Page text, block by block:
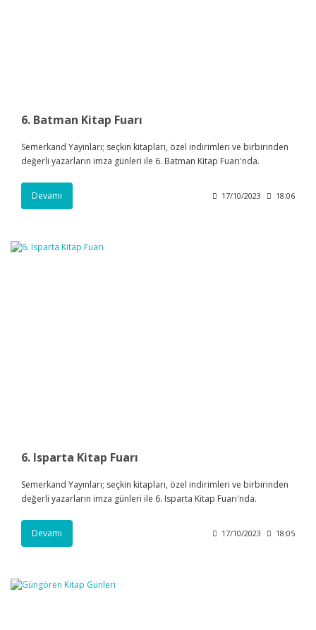
6. Batman Kitap Fuarı
Semerkand Yayınları; seçkin kitapları, özel indirimleri ve birbirinden
değerli yazarların imza günleri ile 6. Batman Kitap Fuarı'nda.
Devamı 17/10/2023 18:06
6. Isparta Kitap Fuarı
Semerkand Yayınları; seçkin kitapları, özel indirimleri ve birbirinden
değerli yazarların imza günleri ile 6. Isparta Kitap Fuarı'nda.
Devamı 17/10/2023 18:05